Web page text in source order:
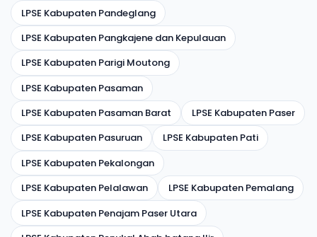
LPSE Kabupaten Pandeglang
LPSE Kabupaten Pangkajene dan Kepulauan
LPSE Kabupaten Parigi Moutong
LPSE Kabupaten Pasaman
LPSE Kabupaten Pasaman Barat
LPSE Kabupaten Paser
LPSE Kabupaten Pasuruan
LPSE Kabupaten Pati
LPSE Kabupaten Pekalongan
LPSE Kabupaten Pelalawan
LPSE Kabupaten Pemalang
LPSE Kabupaten Penajam Paser Utara